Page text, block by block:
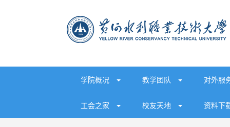
学院概况 教学团队 对外
工会之家 校友天地 资料